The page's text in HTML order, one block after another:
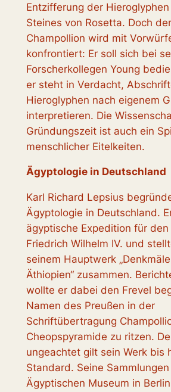
Entzifferung der
Steines von Rosetta. Doch
Champollion wird mit
konfrontiert: Er soll sich bei
Forscherkollegen Young
er steht in Verdacht,
Hieroglyphen nach eigenem
interpretieren. Die
Gründungszeit ist auch ein
menschlicher Eitelkeiten.
Ägyptologie in Deutschland
Karl Richard Lepsius
Ägyptologie in Deutschland.
ägyptische Expedition für den
Friedrich Wilhelm IV. und
seinem Hauptwerk
Äthiopien“ zusammen.
wollte er dabei den Frevel
Namen des Preußen in der
Schriftübertragung
Cheopspyramide zu ritzen.
ungeachtet gilt sein Werk bis
Standard. Seine
Ägyptischen Museum in